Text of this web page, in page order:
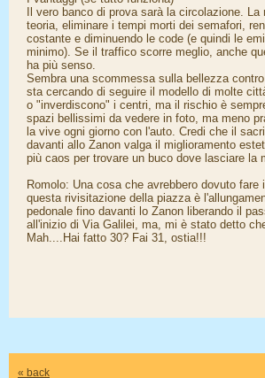
​Il vero banco di prova sarà la circolazione.
teoria, eliminare i tempi morti dei semafori,
costante e diminuendo le code (e quindi le
minimo). Se il traffico scorre meglio, anche
ha più senso.
​Sembra una scommessa sulla bellezza
sta cercando di seguire il modello di molte
o "inverdiscono" i centri, ma il rischio è
spazi bellissimi da vedere in foto, ma meno
la vive ogni giorno con l'auto. Credi che il
davanti allo Zanon valga il miglioramento
più caos per trovare un buco dove lasciare la
Romolo: Una cosa che avrebbero dovuto fare
questa rivisitazione della piazza è
pedonale fino davanti lo Zanon liberando il
all'inizio di Via Galilei, ma, mi è stato detto
Mah....Hai fatto 30? Fai 31, ostia!!!
« back